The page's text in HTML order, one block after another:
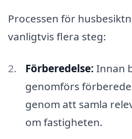
Processen för
vanligtvis flera steg:
Förberedelse: Innan
genomförs
genom att samla
om fastigheten.